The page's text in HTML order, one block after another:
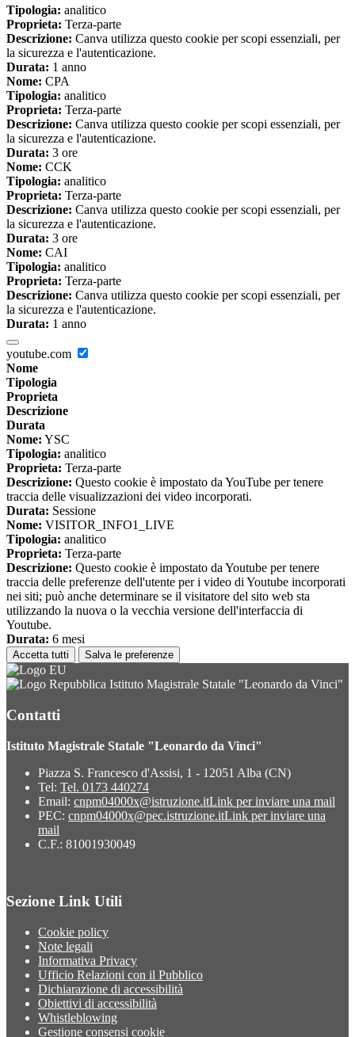
Tipologia: analitico
Proprieta: Terza-parte
Descrizione: Canva utilizza questo cookie per scopi essenziali, per
la sicurezza e l'autenticazione.
Durata: 1 anno
Nome: CPA
Tipologia: analitico
Proprieta: Terza-parte
Descrizione: Canva utilizza questo cookie per scopi essenziali, per
la sicurezza e l'autenticazione.
Durata: 3 ore
Nome: CCK
Tipologia: analitico
Proprieta: Terza-parte
Descrizione: Canva utilizza questo cookie per scopi essenziali, per
la sicurezza e l'autenticazione.
Durata: 3 ore
Nome: CAI
Tipologia: analitico
Proprieta: Terza-parte
Descrizione: Canva utilizza questo cookie per scopi essenziali, per
la sicurezza e l'autenticazione.
Durata: 1 anno
youtube.com
Nome
Tipologia
Proprieta
Descrizione
Durata
Nome: YSC
Tipologia: analitico
Proprieta: Terza-parte
Descrizione: Questo cookie è impostato da YouTube per tenere
traccia delle visualizzazioni dei video incorporati.
Durata: Sessione
Nome: VISITOR_INFO1_LIVE
Tipologia: analitico
Proprieta: Terza-parte
Descrizione: Questo cookie è impostato da Youtube per tenere
traccia delle preferenze dell'utente per i video di Youtube incorporati
nei siti; può anche determinare se il visitatore del sito web sta
utilizzando la nuova o la vecchia versione dell'interfaccia di
Youtube.
Durata: 6 mesi
Accetta tutti Salva le preferenze
Istituto Magistrale Statale "Leonardo da Vinci"
Contatti
Istituto Magistrale Statale "Leonardo da Vinci"
Piazza S. Francesco d'Assisi, 1 - 12051 Alba (CN)
Tel: Tel. 0173 440274
Email: cnpm04000x@istruzione.itLink per inviare una mail
PEC: cnpm04000x@pec.istruzione.itLink per inviare una
mail
C.F.: 81001930049
Sezione Link Utili
Cookie policy
Note legali
Informativa Privacy
Ufficio Relazioni con il Pubblico
Dichiarazione di accessibilità
Obiettivi di accessibilità
Whistleblowing
Gestione consensi cookie